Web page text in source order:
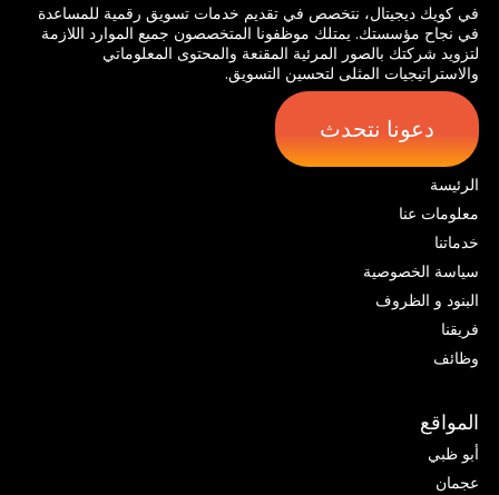
في كويك ديجيتال، نتخصص في تقديم خدمات تسويق رقمية للمساعدة
في نجاح مؤسستك. يمتلك موظفونا المتخصصون جميع الموارد اللازمة
لتزويد شركتك بالصور المرئية المقنعة والمحتوى المعلوماتي
والاستراتيجيات المثلى لتحسين التسويق.
دعونا نتحدث
الرئيسة
معلومات عنا
خدماتنا
سياسة الخصوصية
البنود و الظروف
فريقنا
وظائف
المواقع
أبو ظبي
عجمان